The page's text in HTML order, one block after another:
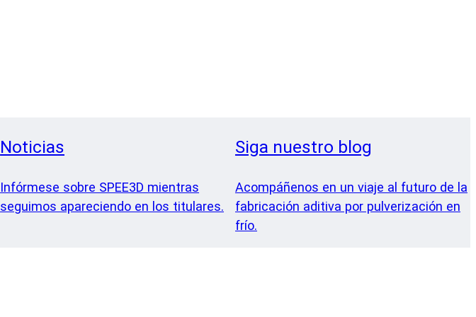
Noticias
Infórmese sobre SPEE3D mientras
seguimos apareciendo en los titulares.
Siga nuestro blog
Acompáñenos en un viaje al futuro de la
fabricación aditiva por pulverización en
frío.